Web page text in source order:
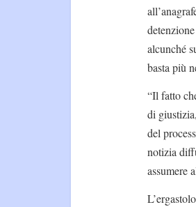
alcunché
basta più
“Il fatto
di
del
notizia
assumere